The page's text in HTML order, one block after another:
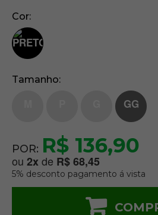
Cor
Tamanho
GG
POR: R$ 136,90
ou 2xde R$ 68,45
5% desconto pagamento á vista